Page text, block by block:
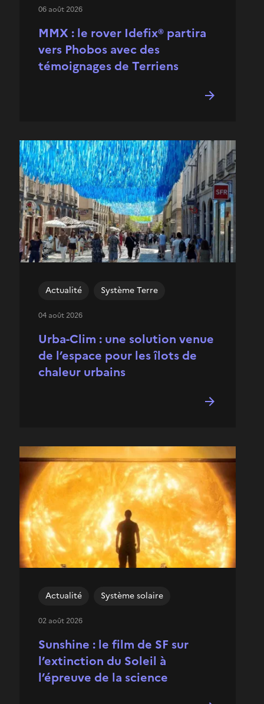
MMX : le rover Idefix® partira
vers Phobos avec des
témoignages de Terriens
06 août 2026
Urba-Clim : une solution venue
de l’espace pour les îlots de
chaleur urbains
Actualité Système Terre
04 août 2026
Sunshine : le film de SF sur
l’extinction du Soleil à
l’épreuve de la science
Actualité Système solaire
02 août 2026